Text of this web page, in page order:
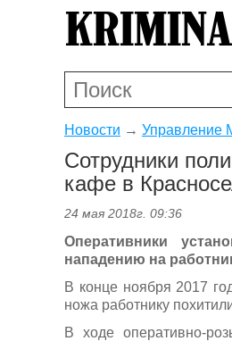
Новости → Управление
Сотрудники
кафе в
24 мая 2018г. 09:36
Оперативники
нападению на
В конце ноября 2017
ножа работнику
В ходе оперативно-